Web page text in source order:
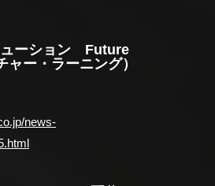
ューション Future
ー・ラーニング）
news-